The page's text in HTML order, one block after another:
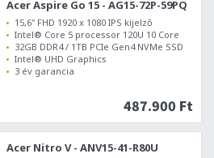
Acer Aspire Go 15 - AG15-72P-59PQ
15,6" FHD 1920 x 1080 IPS kijelző
Intel® Core 5 processor 120U 10 Core
32GB DDR4 / 1TB PCIe Gen4 NVMe SSD
Intel® UHD Graphics
3 év garancia
487.900 Ft
Acer Nitro V - ANV15-41-R80U